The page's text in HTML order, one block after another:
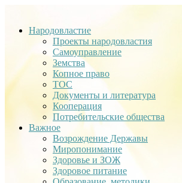
Народовластие
Проекты народовластия
Самоуправление
Земства
Копное право
ТОС
Документы и литература
Кооперация
Потребительские общества
Важное
Возрождение Державы
Миропонимание
Здоровье и ЗОЖ
Здоровое питание